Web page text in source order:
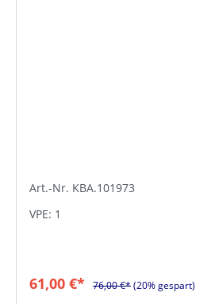
Art.-Nr. KBA.101973
VPE: 1
61,00 €* 76,00 €*(20% gespart)